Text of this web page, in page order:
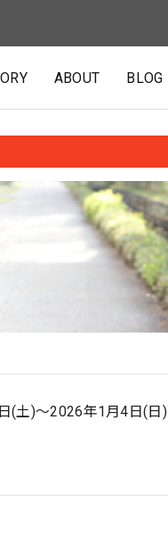
ABOUT BLOG
(土)～2026年1月4日(日)